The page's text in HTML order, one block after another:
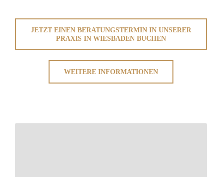
JETZT EINEN BERATUNGSTERMIN IN UNSERER
PRAXIS IN WIESBADEN BUCHEN
WEITERE INFORMATIONEN